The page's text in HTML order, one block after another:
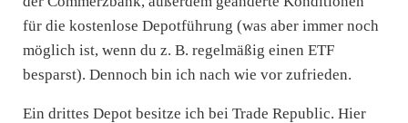
für die kostenlose Depotführung (was aber immer noch
möglich ist, wenn du z. B. regelmäßig einen ETF
besparst). Dennoch bin ich nach wie vor zufrieden.
Ein drittes Depot besitze ich bei Trade Republic. Hier